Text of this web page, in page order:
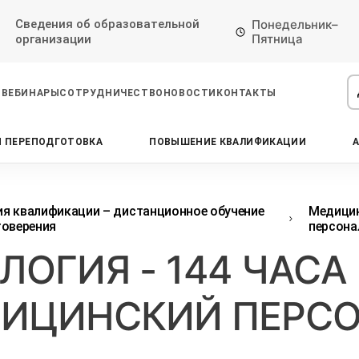
Сведения об образовательной
организации
Понедельник–
Пятница
ВЕБИНАРЫ СОТРУДНИЧЕСТВО НОВОСТИ КОНТАКТЫ
ПЕРЕПОДГОТОВКА ПОВЫШЕНИЕ КВАЛИФИКАЦИИ
квалификации – дистанционное обучение
- 144
Подать заявку на обучение
Откликнуться на резюме
Проконсультируем по НМО с
Оставьте свои данные, наши специалисты
проконсультируют Вас